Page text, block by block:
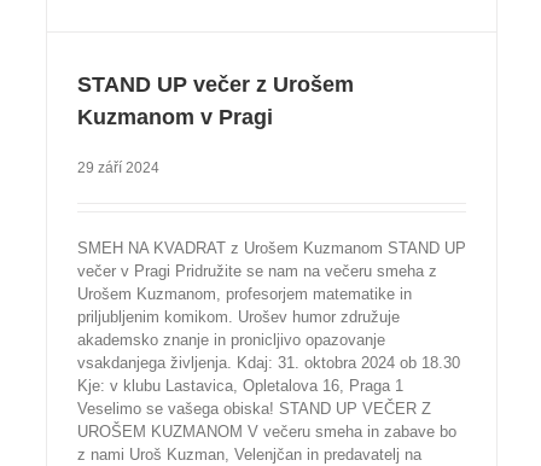
STAND UP večer z Urošem
Kuzmanom v Pragi
29 září 2024
SMEH NA KVADRAT z Urošem Kuzmanom STAND UP
večer v Pragi Pridružite se nam na večeru smeha z
Urošem Kuzmanom, profesorjem matematike in
priljubljenim komikom. Urošev humor združuje
akademsko znanje in pronicljivo opazovanje
vsakdanjega življenja. Kdaj: 31. oktobra 2024 ob 18.30
Kje: v klubu Lastavica, Opletalova 16, Praga 1
Veselimo se vašega obiska! STAND UP VEČER Z
UROŠEM KUZMANOM V večeru smeha in zabave bo
z nami Uroš Kuzman, Velenjčan in predavatelj na